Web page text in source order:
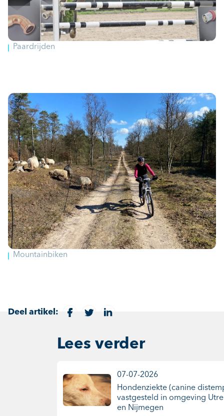
Paardrijden
Mountainbiken
Deel artikel:
Lees verder
07-07-2026
Hondenziekte (canine
vastgesteld in omgeving
en Nijmegen